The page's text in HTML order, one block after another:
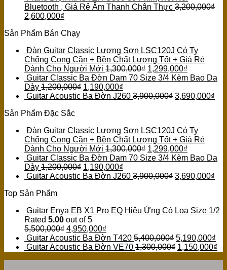
Bluetooth , Giá Rẻ Âm Thanh Chân Thực 3,200,000₫
2,600,000₫
Sản Phẩm Bán Chạy
Đàn Guitar Classic Lương Sơn LSC120J Có Ty
Chống Cong Cần + Bền Chất Lượng Tốt + Giá Rẻ
Dành Cho Người Mới 1,300,000₫ 1,299,000₫
Guitar Classic Ba Đờn Dam 70 Size 3/4 Kèm Bao Da
Dày 1,200,000₫ 1,190,000₫
Guitar Acoustic Ba Đờn J260 3,900,000₫ 3,690,000₫
Sản Phẩm Đặc Sắc
Đàn Guitar Classic Lương Sơn LSC120J Có Ty
Chống Cong Cần + Bền Chất Lượng Tốt + Giá Rẻ
Dành Cho Người Mới 1,300,000₫ 1,299,000₫
Guitar Classic Ba Đờn Dam 70 Size 3/4 Kèm Bao Da
Dày 1,200,000₫ 1,190,000₫
Guitar Acoustic Ba Đờn J260 3,900,000₫ 3,690,000₫
Top Sản Phẩm
Guitar Enya EB X1 Pro EQ Hiệu Ứng Có Loa Size 1/2
Rated 5.00 out of 5
5,500,000₫ 4,950,000₫
Guitar Acoustic Ba Đờn T420 5,400,000₫ 5,190,000₫
Guitar Acoustic Ba Đờn VE70 1,300,000₫ 1,150,000₫